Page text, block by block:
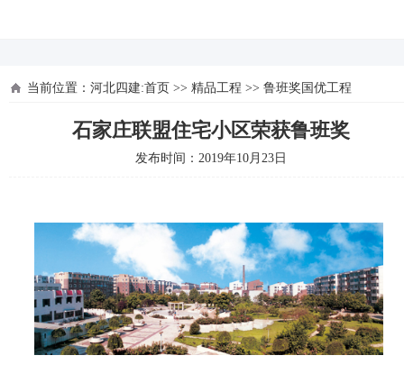
当前位置： 河北四建:首页 >> 精品工程 >> 鲁班奖国优工程
石家庄联盟住宅小区荣获鲁班奖
发布时间：2019年10月23日